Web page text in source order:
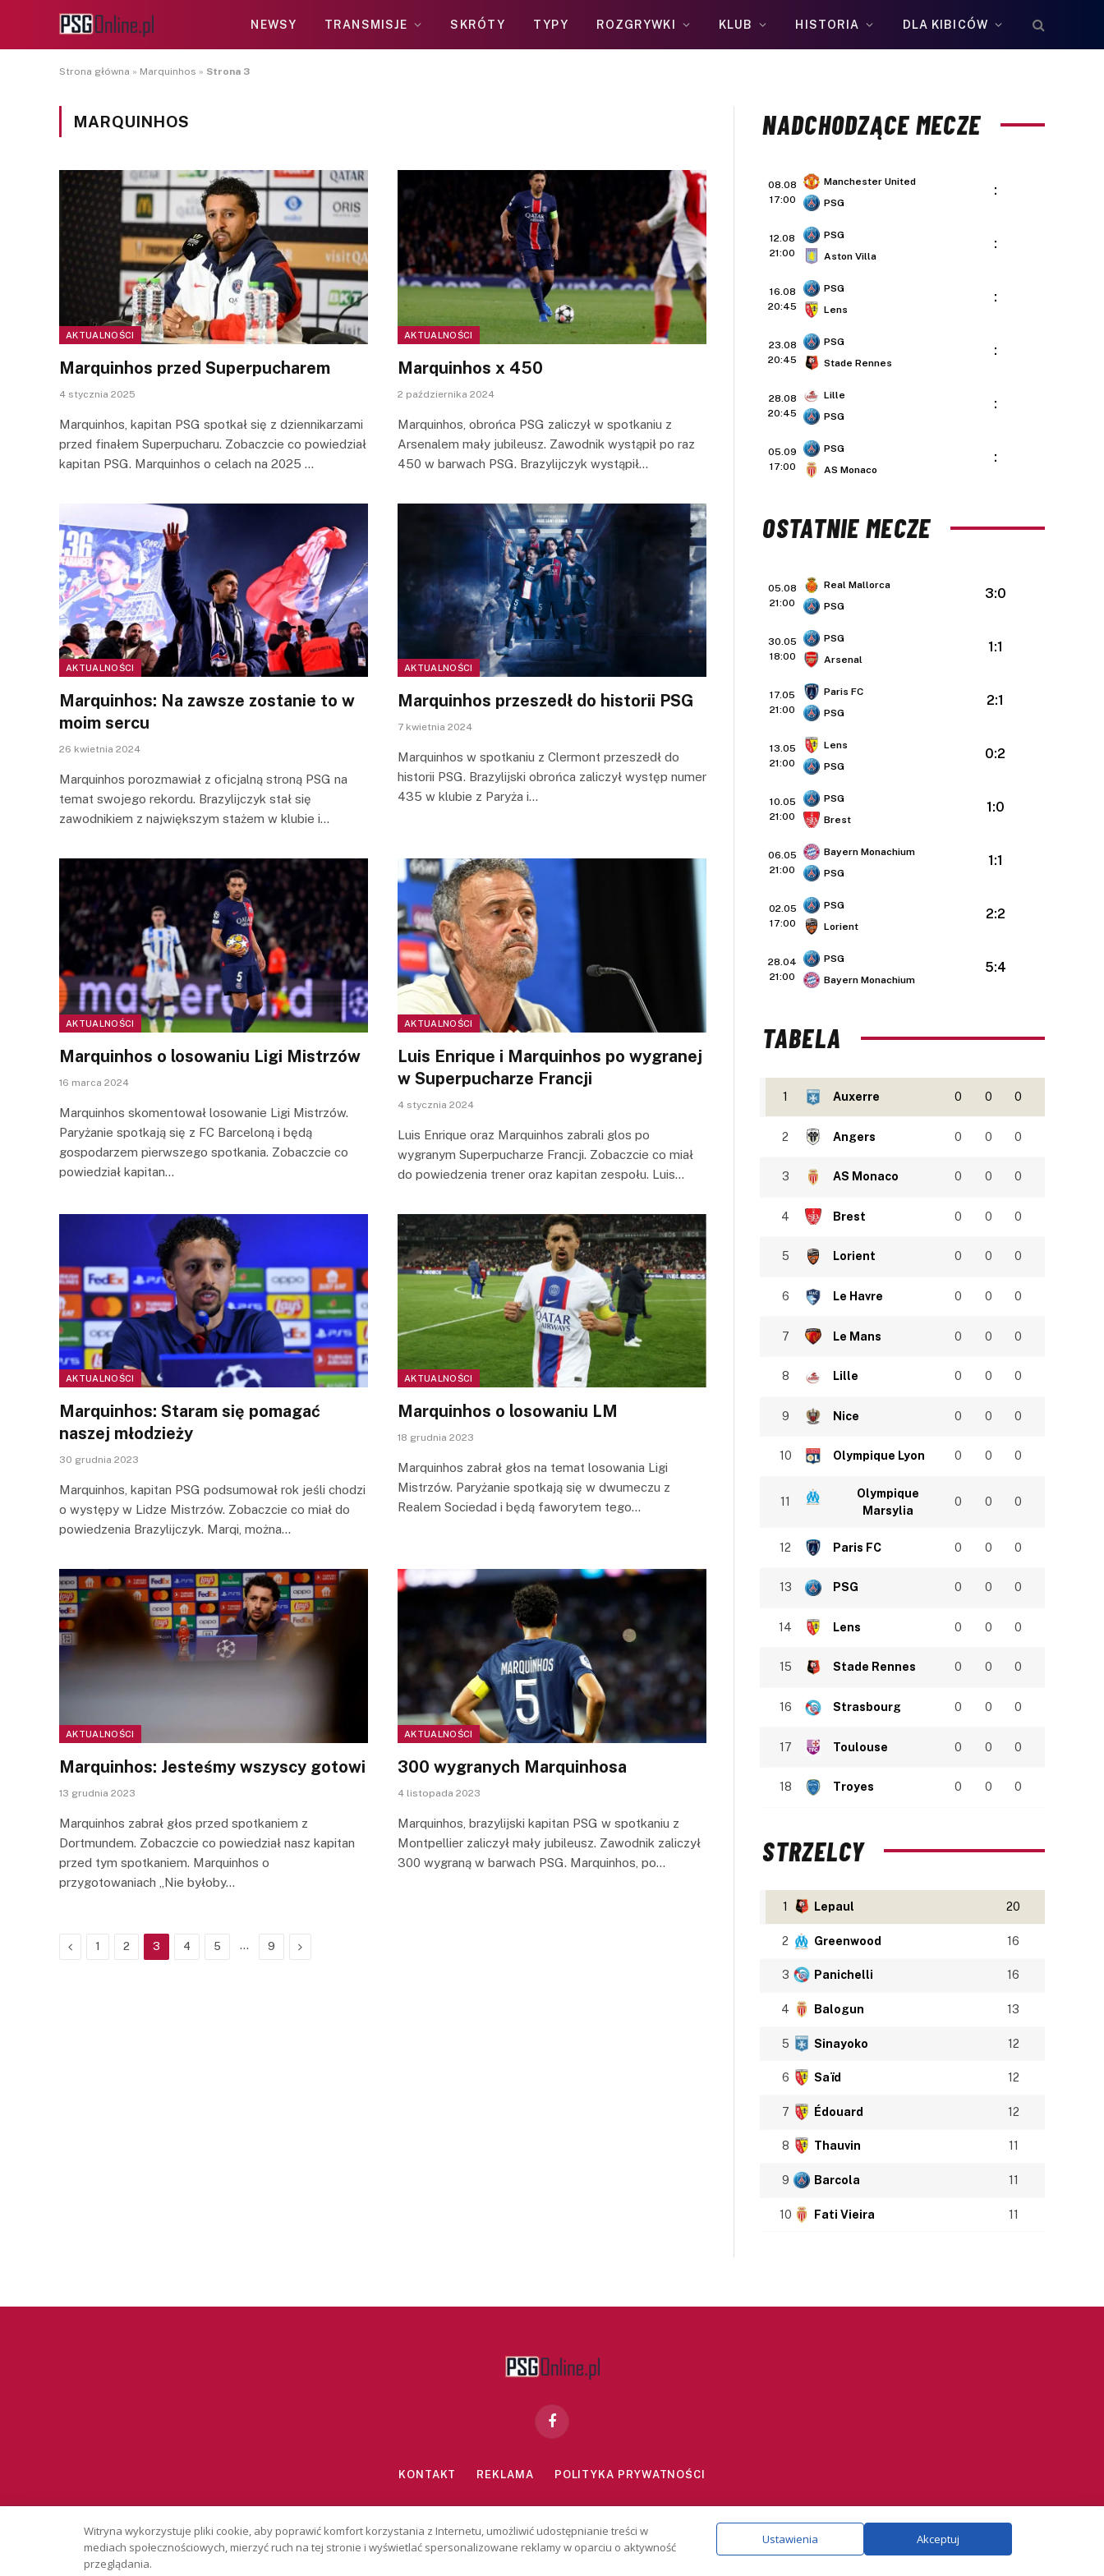
NEWSY TRANSMISJE SKRÓTY TYPY ROZGRYWKI KLUB HISTORIA DLA KIBICÓW
Strona główna » Marquinhos » Strona 3
MARQUINHOS
AKTUALNOŚCI
Marquinhos przed Superpucharem
4 stycznia 2025
Marquinhos, kapitan PSG spotkał się z dziennikarzami
przed finałem Superpucharu. Zobaczcie co powiedział
kapitan PSG. Marquinhos o celach na 2025 …
AKTUALNOŚCI
Marquinhos x 450
2 października 2024
Marquinhos, obrońca PSG zaliczył w spotkaniu z
Arsenalem mały jubileusz. Zawodnik wystąpił po raz
450 w barwach PSG. Brazylijczyk wystąpił…
AKTUALNOŚCI
Marquinhos: Na zawsze zostanie to w
moim sercu
26 kwietnia 2024
Marquinhos porozmawiał z oficjalną stroną PSG na
temat swojego rekordu. Brazylijczyk stał się
zawodnikiem z największym stażem w klubie i…
AKTUALNOŚCI
Marquinhos przeszedł do historii PSG
7 kwietnia 2024
Marquinhos w spotkaniu z Clermont przeszedł do
historii PSG. Brazylijski obrońca zaliczył występ numer
435 w klubie z Paryża i…
AKTUALNOŚCI
Marquinhos o losowaniu Ligi Mistrzów
16 marca 2024
Marquinhos skomentował losowanie Ligi Mistrzów.
Paryżanie spotkają się z FC Barceloną i będą
gospodarzem pierwszego spotkania. Zobaczcie co
powiedział kapitan…
AKTUALNOŚCI
Luis Enrique i Marquinhos po wygranej
w Superpucharze Francji
4 stycznia 2024
Luis Enrique oraz Marquinhos zabrali glos po
wygranym Superpucharze Francji. Zobaczcie co miał
do powiedzenia trener oraz kapitan zespołu. Luis…
AKTUALNOŚCI
Marquinhos: Staram się pomagać
naszej młodzieży
30 grudnia 2023
Marquinhos, kapitan PSG podsumował rok jeśli chodzi
o występy w Lidze Mistrzów. Zobaczcie co miał do
powiedzenia Brazylijczyk. Marqi, można…
AKTUALNOŚCI
Marquinhos o losowaniu LM
18 grudnia 2023
Marquinhos zabrał głos na temat losowania Ligi
Mistrzów. Paryżanie spotkają się w dwumeczu z
Realem Sociedad i będą faworytem tego…
AKTUALNOŚCI
Marquinhos: Jesteśmy wszyscy gotowi
13 grudnia 2023
Marquinhos zabrał głos przed spotkaniem z
Dortmundem. Zobaczcie co powiedział nasz kapitan
przed tym spotkaniem. Marquinhos o
przygotowaniach „Nie byłoby…
AKTUALNOŚCI
300 wygranych Marquinhosa
4 listopada 2023
Marquinhos, brazylijski kapitan PSG w spotkaniu z
Montpellier zaliczył mały jubileusz. Zawodnik zaliczył
300 wygraną w barwach PSG. Marquinhos, po…
Previous
1 2 3 4 5 … 9 Next
NADCHODZĄCE MECZE
08.08
17:00
Manchester United
PSG
:
12.08
21:00
PSG
Aston Villa
:
16.08
20:45
PSG
Lens
:
23.08
20:45
PSG
Stade Rennes
:
28.08
20:45
Lille
PSG
:
05.09
17:00
PSG
AS Monaco
:
OSTATNIE MECZE
05.08
21:00
Real Mallorca
PSG
3:0
30.05
18:00
PSG
Arsenal
1:1
17.05
21:00
Paris FC
PSG
2:1
13.05
21:00
Lens
PSG
0:2
10.05
21:00
PSG
Brest
1:0
06.05
21:00
Bayern Monachium
PSG
1:1
02.05
17:00
PSG
Lorient
2:2
28.04
21:00
PSG
Bayern Monachium
5:4
TABELA
1 Auxerre 0 0 0
2 Angers 0 0 0
3 AS Monaco 0 0 0
4 Brest 0 0 0
5 Lorient 0 0 0
6 Le Havre 0 0 0
7 Le Mans 0 0 0
8 Lille 0 0 0
9 Nice 0 0 0
10 Olympique Lyon 0 0 0
11
Olympique
Marsylia
0 0 0
12 Paris FC 0 0 0
13 PSG 0 0 0
14 Lens 0 0 0
15 Stade Rennes 0 0 0
16 Strasbourg 0 0 0
17 Toulouse 0 0 0
18 Troyes 0 0 0
STRZELCY
1 Lepaul 20
2 Greenwood 16
3 Panichelli 16
4 Balogun 13
5 Sinayoko 12
6 Saïd 12
7 Édouard 12
8 Thauvin 11
9 Barcola 11
10 Fati Vieira 11
Facebook
KONTAKT REKLAMA POLITYKA PRYWATNOŚCI
Copyright © 2026 PSGonline.pl
Witryna wykorzystuje pliki cookie, aby poprawić komfort korzystania z Internetu, umożliwić udostępnianie treści w
mediach społecznościowych, mierzyć ruch na tej stronie i wyświetlać spersonalizowane reklamy w oparciu o aktywność
przeglądania.
Ustawienia Akceptuj